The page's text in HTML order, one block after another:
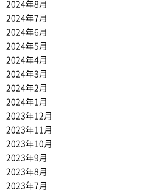
2024年8月
2024年7月
2024年6月
2024年5月
2024年4月
2024年3月
2024年2月
2024年1月
2023年12月
2023年11月
2023年10月
2023年9月
2023年8月
2023年7月